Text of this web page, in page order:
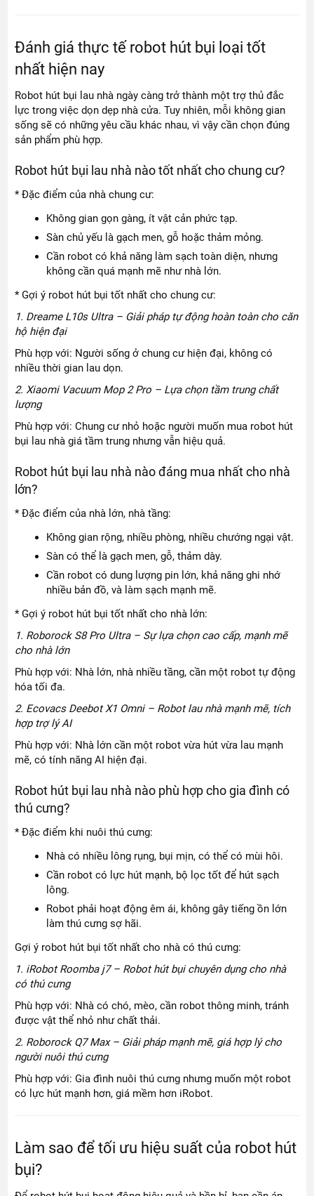
Đánh giá thực tế robot hút bụi loại tốt
nhất hiện nay
Robot hút bụi lau nhà ngày càng trở thành một trợ thủ đắc
lực trong việc dọn dẹp nhà cửa. Tuy nhiên, mỗi không gian
sống sẽ có những yêu cầu khác nhau, vì vậy cần chọn đúng
sản phẩm phù hợp.
Robot hút bụi lau nhà nào tốt nhất cho chung cư?
* Đặc điểm của nhà chung cư:
Không gian gọn gàng, ít vật cản phức tạp.
Sàn chủ yếu là gạch men, gỗ hoặc thảm mỏng.
Cần robot có khả năng làm sạch toàn diện, nhưng
không cần quá mạnh mẽ như nhà lớn.
* Gợi ý robot hút bụi tốt nhất cho chung cư:
1. Dreame L10s Ultra – Giải pháp tự động hoàn toàn cho căn
hộ hiện đại
Phù hợp với: Người sống ở chung cư hiện đại, không có
nhiều thời gian lau dọn.
2. Xiaomi Vacuum Mop 2 Pro – Lựa chọn tầm trung chất
lượng
Phù hợp với: Chung cư nhỏ hoặc người muốn mua robot hút
bụi lau nhà giá tầm trung nhưng vẫn hiệu quả.
Robot hút bụi lau nhà nào đáng mua nhất cho nhà
lớn?
* Đặc điểm của nhà lớn, nhà tầng:
Không gian rộng, nhiều phòng, nhiều chướng ngại vật.
Sàn có thể là gạch men, gỗ, thảm dày.
Cần robot có dung lượng pin lớn, khả năng ghi nhớ
nhiều bản đồ, và làm sạch mạnh mẽ.
* Gợi ý robot hút bụi tốt nhất cho nhà lớn:
1. Roborock S8 Pro Ultra – Sự lựa chọn cao cấp, mạnh mẽ
cho nhà lớn
Phù hợp với: Nhà lớn, nhà nhiều tầng, cần một robot tự động
hóa tối đa.
2. Ecovacs Deebot X1 Omni – Robot lau nhà mạnh mẽ, tích
hợp trợ lý AI
Phù hợp với: Nhà lớn cần một robot vừa hút vừa lau mạnh
mẽ, có tính năng AI hiện đại.
Robot hút bụi lau nhà nào phù hợp cho gia đình có
thú cưng?
* Đặc điểm khi nuôi thú cưng:
Nhà có nhiều lông rụng, bụi mịn, có thể có mùi hôi.
Cần robot có lực hút mạnh, bộ lọc tốt để hút sạch
lông.
Robot phải hoạt động êm ái, không gây tiếng ồn lớn
làm thú cưng sợ hãi.
Gợi ý robot hút bụi tốt nhất cho nhà có thú cưng:
1. iRobot Roomba j7 – Robot hút bụi chuyên dụng cho nhà
có thú cưng
Phù hợp với: Nhà có chó, mèo, cần robot thông minh, tránh
được vật thể nhỏ như chất thải.
2. Roborock Q7 Max – Giải pháp mạnh mẽ, giá hợp lý cho
người nuôi thú cưng
Phù hợp với: Gia đình nuôi thú cưng nhưng muốn một robot
có lực hút mạnh hơn, giá mềm hơn iRobot.
Làm sao để tối ưu hiệu suất của robot hút
bụi?